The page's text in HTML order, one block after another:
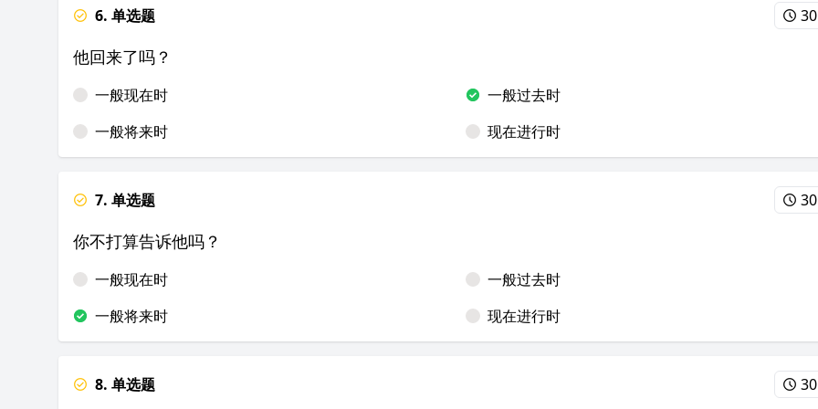
6. 单选题
他回来了吗？
一般现在时
一般过去时
一般将来时
现在进行时
7. 单选题
你不打算告诉他吗？
一般现在时
一般过去时
一般将来时
现在进行时
8. 单选题